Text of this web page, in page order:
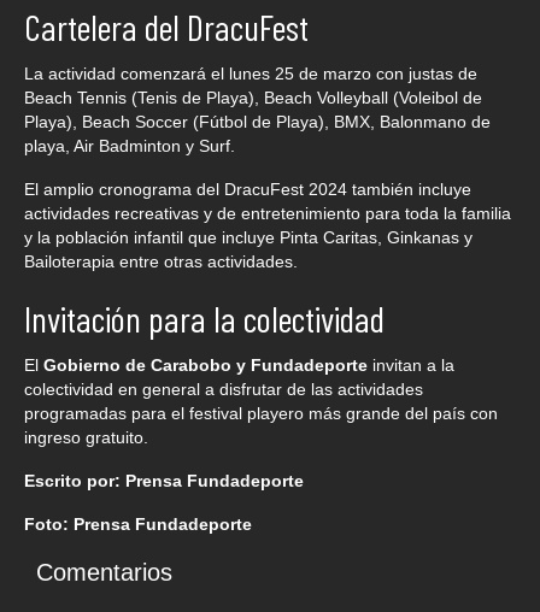
Cartelera del DracuFest
La actividad comenzará el lunes 25 de marzo con justas de
Beach Tennis (Tenis de Playa), Beach Volleyball (Voleibol de
Playa), Beach Soccer (Fútbol de Playa), BMX, Balonmano de
playa, Air Badminton y Surf.
El amplio cronograma del DracuFest 2024 también incluye
actividades recreativas y de entretenimiento para toda la familia
y la población infantil que incluye Pinta Caritas, Ginkanas y
Bailoterapia entre otras actividades.
Invitación para la colectividad
El Gobierno de Carabobo y Fundadeporte invitan a la
colectividad en general a disfrutar de las actividades
programadas para el festival playero más grande del país con
ingreso gratuito.
Escrito por: Prensa Fundadeporte
Foto: Prensa Fundadeporte
Comentarios